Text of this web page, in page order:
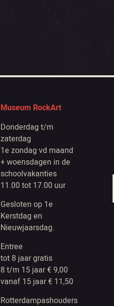
Museum RockArt
Donderdag t/m
zaterdag
1e zondag vd maand
+ woensdagen in de
schoolvakanties
11.00 tot 17.00 uur
Gesloten op 1e
Kerstdag en
Nieuwjaarsdag.
Entree
tot 8 jaar gratis
8 t/m 15 jaar € 9,00
vanaf 15 jaar € 11,50
Rotterdampashouders